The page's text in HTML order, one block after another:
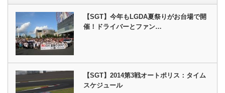
【SGT】今年もLGDA夏祭りがお台場で開
催！ドライバーとファン…
【SGT】2014第3戦オートポリス：タイム
スケジュール